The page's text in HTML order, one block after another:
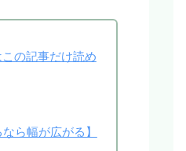
の記事だけ読め
ら幅が広がる】